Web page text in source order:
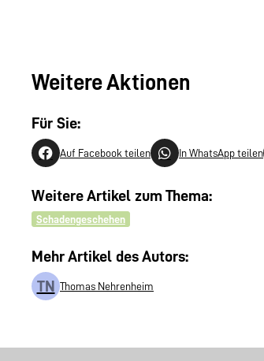
Weitere Aktionen
Für Sie:
Auf Facebook teilen In WhatsApp teilen
Weitere Artikel zum Thema:
Schadengeschehen
Mehr Artikel des Autors:
TN
Thomas Nehrenheim